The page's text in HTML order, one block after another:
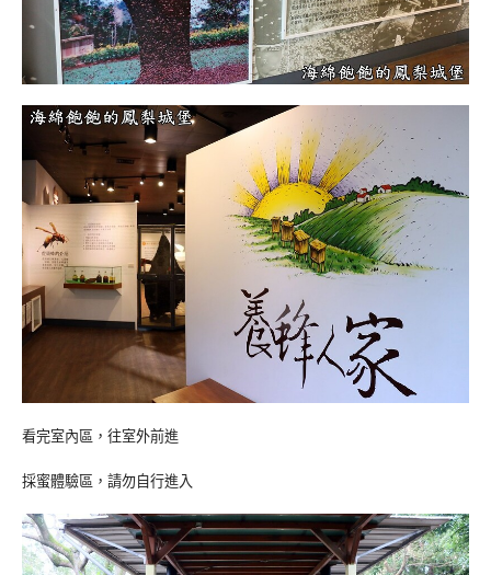
看完室內區，往室外前進
採蜜體驗區，請勿自行進入